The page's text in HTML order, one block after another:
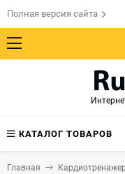
Полная версия сайта
КАТАЛОГ ТОВАРОВ
Главная